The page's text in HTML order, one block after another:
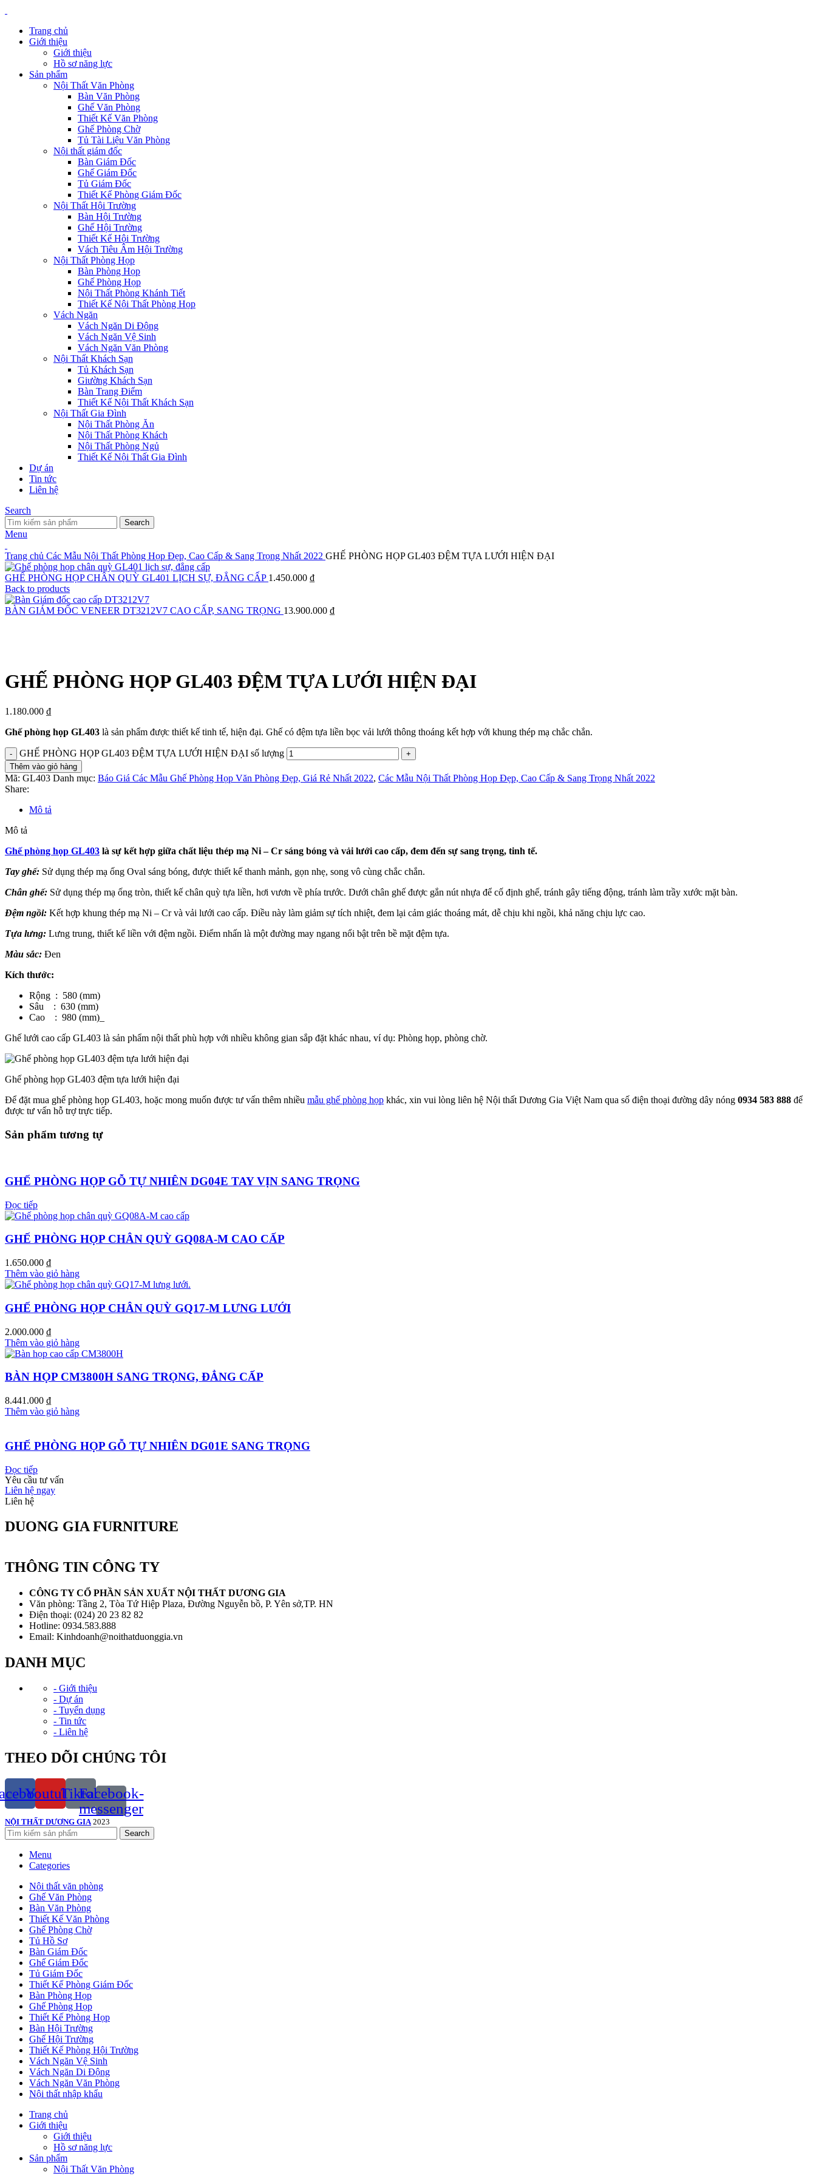
Trang chủ
Giới thiệu
Giới thiệu
Hồ sơ năng lực
Sản phẩm
Nội Thất Văn Phòng
Bàn Văn Phòng
Ghế Văn Phòng
Thiết Kế Văn Phòng
Ghế Phòng Chờ
Tủ Tài Liệu Văn Phòng
Nội thất giám đốc
Bàn Giám Đốc
Ghế Giám Đốc
Tủ Giám Đốc
Thiết Kế Phòng Giám Đốc
Nội Thất Hội Trường
Bàn Hội Trường
Ghế Hội Trường
Thiết Kế Hội Trường
Vách Tiêu Âm Hội Trường
Nội Thất Phòng Họp
Bàn Phòng Họp
Ghế Phòng Họp
Nội Thất Phòng Khánh Tiết
Thiết Kế Nội Thất Phòng Họp
Vách Ngăn
Vách Ngăn Di Động
Vách Ngăn Vệ Sinh
Vách Ngăn Văn Phòng
Nội Thất Khách Sạn
Tủ Khách Sạn
Giường Khách Sạn
Bàn Trang Điểm
Thiết Kế Nội Thất Khách Sạn
Nội Thất Gia Đình
Nội Thất Phòng Ăn
Nội Thất Phòng Khách
Nội Thất Phòng Ngủ
Thiết Kế Nội Thất Gia Đình
Dự án
Tin tức
Liên hệ
Search
Search
Menu
Trang chủ Các Mẫu Nội Thất Phòng Họp Đẹp, Cao Cấp & Sang Trọng Nhất 2022 GHẾ PHÒNG HỌP GL403 ĐỆM TỰA LƯỚI HIỆN ĐẠI
GHẾ PHÒNG HỌP CHÂN QUỲ GL401 LỊCH SỰ, ĐẲNG CẤP 1.450.000 ₫
Back to products
BÀN GIÁM ĐỐC VENEER DT3212V7 CAO CẤP, SANG TRỌNG 13.900.000 ₫
GHẾ PHÒNG HỌP GL403 ĐỆM TỰA LƯỚI HIỆN ĐẠI
1.180.000 ₫
Ghế phòng họp GL403 là sản phẩm được thiết kế tinh tế, hiện đại. Ghế có đệm tựa liền bọc vải lưới thông thoáng kết hợp với khung thép mạ chắc chắn.
GHẾ PHÒNG HỌP GL403 ĐỆM TỰA LƯỚI HIỆN ĐẠI số lượng
Thêm vào giỏ hàng
Mã: GL403 Danh mục: Báo Giá Các Mẫu Ghế Phòng Họp Văn Phòng Đẹp, Giá Rẻ Nhất 2022, Các Mẫu Nội Thất Phòng Họp Đẹp, Cao Cấp & Sang Trọng Nhất 2022
Share:
Mô tả
Mô tả
Ghế phòng họp GL403 là sự kết hợp giữa chất liệu thép mạ Ni – Cr sáng bóng và vải lưới cao cấp, đem đến sự sang trọng, tinh tế.
Tay ghế: Sử dụng thép mạ ống Oval sáng bóng, được thiết kế thanh mảnh, gọn nhẹ, song vô cùng chắc chắn.
Chân ghế: Sử dụng thép mạ ống tròn, thiết kế chân quỳ tựa liền, hơi vươn về phía trước. Dưới chân ghế được gắn nút nhựa để cố định ghế, tránh gây tiếng động, tránh làm trầy xước mặt bàn.
Đệm ngồi: Kết hợp khung thép mạ Ni – Cr và vải lưới cao cấp. Điều này làm giảm sự tích nhiệt, đem lại cảm giác thoáng mát, dễ chịu khi ngồi, khả năng chịu lực cao.
Tựa lưng: Lưng trung, thiết kế liền với đệm ngồi. Điểm nhấn là một đường may ngang nổi bật trên bề mặt đệm tựa.
Màu sắc: Đen
Kích thước:
Rộng : 580 (mm)
Sâu : 630 (mm)
Cao : 980 (mm)_
Ghế lưới cao cấp GL403 là sản phẩm nội thất phù hợp với nhiều không gian sắp đặt khác nhau, ví dụ: Phòng họp, phòng chờ.
Ghế phòng họp GL403 đệm tựa lưới hiện đại
Để đặt mua ghế phòng họp GL403, hoặc mong muốn được tư vấn thêm nhiều mẫu ghế phòng họp khác, xin vui lòng liên hệ Nội thất Dương Gia Việt Nam qua số điện thoại đường dây nóng 0934 583 888 để
được tư vấn hỗ trợ trực tiếp.
Sản phẩm tương tự
GHẾ PHÒNG HỌP GỖ TỰ NHIÊN DG04E TAY VỊN SANG TRỌNG
Đọc tiếp
GHẾ PHÒNG HỌP CHÂN QUỲ GQ08A-M CAO CẤP
1.650.000 ₫
Thêm vào giỏ hàng
GHẾ PHÒNG HỌP CHÂN QUỲ GQ17-M LƯNG LƯỚI
2.000.000 ₫
Thêm vào giỏ hàng
BÀN HỌP CM3800H SANG TRỌNG, ĐẲNG CẤP
8.441.000 ₫
Thêm vào giỏ hàng
GHẾ PHÒNG HỌP GỖ TỰ NHIÊN DG01E SANG TRỌNG
Đọc tiếp
Yêu cầu tư vấn
Liên hệ ngay
Liên hệ
DUONG GIA FURNITURE
THÔNG TIN CÔNG TY
CÔNG TY CỔ PHẦN SẢN XUẤT NỘI THẤT DƯƠNG GIA
Văn phòng: Tầng 2, Tòa Tứ Hiệp Plaza, Đường Nguyễn bồ, P. Yên sở,TP. HN
Điện thoại: (024) 20 23 82 82
Hotline: 0934.583.888
Email: Kinhdoanh@noithatduonggia.vn
DANH MỤC
- Giới thiệu
- Dự án
- Tuyển dụng
- Tin tức
- Liên hệ
THEO DÕI CHÚNG TÔI
YoutubeTiktok
Facebook-
messenger
NỘI THẤT DƯƠNG GIA 2023
Search
Menu
Categories
Nội thất văn phòng
Ghế Văn Phòng
Bàn Văn Phòng
Thiết Kế Văn Phòng
Ghế Phòng Chờ
Tủ Hồ Sơ
Bàn Giám Đốc
Ghế Giám Đốc
Tủ Giám Đốc
Thiết Kế Phòng Giám Đốc
Bàn Phòng Họp
Ghế Phòng Họp
Thiết Kế Phòng Họp
Bàn Hội Trường
Ghế Hội Trường
Thiết Kế Phòng Hội Trường
Vách Ngăn Vệ Sinh
Vách Ngăn Di Động
Vách Ngăn Văn Phòng
Nội thất nhập khẩu
Trang chủ
Giới thiệu
Giới thiệu
Hồ sơ năng lực
Sản phẩm
Nội Thất Văn Phòng